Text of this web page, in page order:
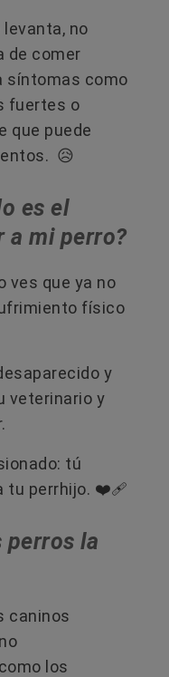
levanta, no
de comer
síntomas como
fuertes o
que puede
😥
es el
a mi perro?
ves que ya no
físico
y
veterinario y
tú
tu perrhijo. ❤️‍🩹
perros la
caninos
los